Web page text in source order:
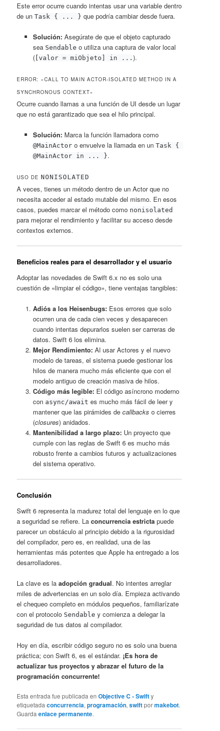
Este error ocurre cuando intentas usar una variable dentro
de unTask { ... } que podría cambiar desde fuera.
Solución:Asegúrate de que el objeto capturado
sea Sendable o utiliza una captura de valor local
([valor = miObjeto] in ... ).
ERROR: «CALL TO MAIN ACTOR-ISOLATED METHOD IN A
SYNCHRONOUS CONTEXT»
Ocurre cuando llamas a una función de UI desde un lugar
que no está garantizado que sea el hilo principal.
Solución:Marca la función llamadora como
@MainActoro envuelve la llamada en un Task {
@MainActor in ... }.
USO DE NONISOLATED
A veces, tienes un método dentro de un Actor que no
necesita acceder al estado mutable del mismo. En esos
casos, puedes marcar el método como nonisolated
para mejorar el rendimiento y facilitar su acceso desde
contextos externos.
Beneficios reales para el desarrollador y el usuario
Adoptar las novedades de Swift 6.x no es solo una
cuestión de «limpiar el código», tiene ventajas tangibles:
Adiós a los Heisenbugs:Esos errores que solo
ocurren una de cada cien veces y desaparecen
cuando intentas depurarlos suelen ser carreras de
datos. Swift 6 los elimina.
Mejor Rendimiento:Al usar Actores y el nuevo
modelo de tareas, el sistema puede gestionar los
hilos de manera mucho más eficiente que con el
modelo antiguo de creación masiva de hilos.
Código más legible:El código asíncrono moderno
con async/await es mucho más fácil de leer y
mantener que las pirámides de callbacks o cierres
(closures) anidados.
Mantenibilidad a largo plazo:Un proyecto que
cumple con las reglas de Swift 6 es mucho más
robusto frente a cambios futuros y actualizaciones
del sistema operativo.
Conclusión
Swift 6 representa la madurez total del lenguaje en lo que
a seguridad se refiere. Laconcurrencia estricta puede
parecer un obstáculo al principio debido a la rigurosidad
del compilador, pero es, en realidad, una de las
herramientas más potentes que Apple ha entregado a los
desarrolladores.
La clave es laadopción gradual. No intentes arreglar
miles de advertencias en un solo día. Empieza activando
el chequeo completo en módulos pequeños, familiarízate
con el protocolo Sendable y comienza a delegar la
seguridad de tus datos al compilador.
Hoy en día, escribir código seguro no es solo una buena
práctica; con Swift 6, es el estándar. ¡Es hora de
actualizar tus proyectos y abrazar el futuro de la
programación concurrente!
Esta entrada fue publicada enObjective C - Swifty
etiquetadaconcurrencia,programación,swiftpormakebot.
Guardaenlace permanente.